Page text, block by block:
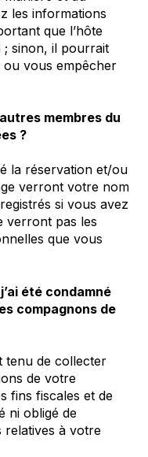
les informations
que l’hôte
sinon, il pourrait
vous empêcher
membres du
?
la réservation et/ou
verront votre nom
si vous avez
verront pas les
que vous
été condamné
compagnons de
tenu de collecter
de votre
fins fiscales et de
ni obligé de
relatives à votre